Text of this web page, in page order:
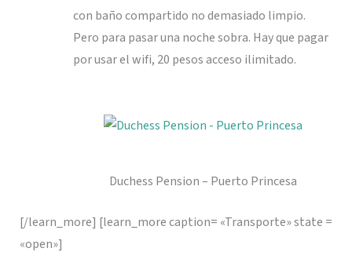
con baño compartido no demasiado limpio.
Pero para pasar una noche sobra. Hay que pagar
por usar el wifi, 20 pesos acceso ilimitado.
Duchess Pension – Puerto Princesa
[/learn_more] [learn_more caption= «Transporte» state =
«open»]